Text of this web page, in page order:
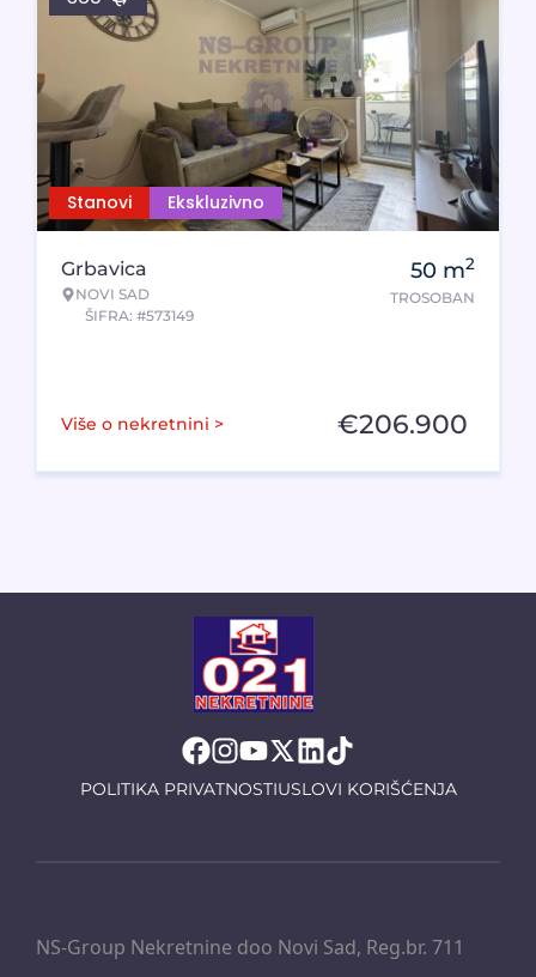
Stanovi Ekskluzivno
Grbavica
NOVI SAD
ŠIFRA: #573149
50 m2
TROSOBAN
Više o nekretnini > €206.900
POLITIKA PRIVATNOSTIUSLOVI KORIŠĆENJA
NS-Group Nekretnine doo Novi Sad, Reg.br. 711